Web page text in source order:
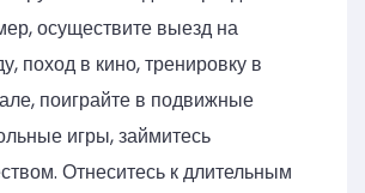
осуществите выезд на
поход в кино, тренировку в
поиграйте в подвижные
игры, займитесь
Отнеситесь к длительным